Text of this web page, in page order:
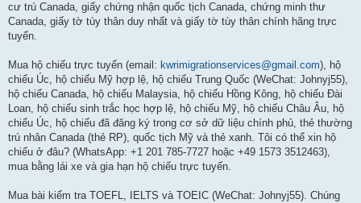
cư trú Canada, giấy chứng nhận quốc tịch Canada, chứng minh thư
Canada, giấy tờ tùy thân duy nhất và giấy tờ tùy thân chính hãng trực
tuyến.
Mua hộ chiếu trực tuyến (email: kwrimigrationservices@gmail.com), hộ
chiếu Úc, hộ chiếu Mỹ hợp lệ, hộ chiếu Trung Quốc (WeChat: Johnyj55),
hộ chiếu Canada, hộ chiếu Malaysia, hộ chiếu Hồng Kông, hộ chiếu Đài
Loan, hộ chiếu sinh trắc học hợp lệ, hộ chiếu Mỹ, hộ chiếu Châu Âu, hộ
chiếu Úc, hộ chiếu đã đăng ký trong cơ sở dữ liệu chính phủ, thẻ thường
trú nhân Canada (thẻ RP), quốc tịch Mỹ và thẻ xanh. Tôi có thể xin hộ
chiếu ở đâu? (WhatsApp: +1 201 785-7727 hoặc +49 1573 3512463),
mua bằng lái xe và gia hạn hộ chiếu trực tuyến.
Mua bài kiểm tra TOEFL, IELTS và TOEIC (WeChat: Johnyj55). Chúng